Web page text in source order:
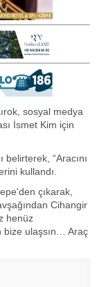
sosyal medya
İsmet Kim için
belirterek, “Aracını
kullandı.
çıkarak,
Cihangir
henüz
bize ulaşsın… Araç